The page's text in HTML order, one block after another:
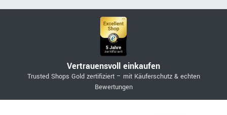
Vertrauensvoll einkaufen
Trusted Shops Gold zertifiziert – mit Käuferschutz & echten
Bewertungen